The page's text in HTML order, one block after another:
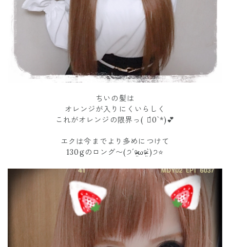
ちいの髪は
オレンジが入りにくいらしく
これがオレンジの限界っ( ฅ́0`*)💕
エクは今までより多めにつけて
130gのロング〜(੭´ᵒ̴̶̷̤ωᵒ̴̶̷̤`)੭⭐